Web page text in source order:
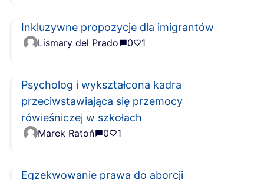
Inkluzywne propozycje dla imigrantów
Lismary del Prado 0 1
Psycholog i wykształcona kadra
przeciwstawiająca się przemocy
rówieśniczej w szkołach
Marek Ratoń 0 1
Egzekwowanie prawa do aborcji